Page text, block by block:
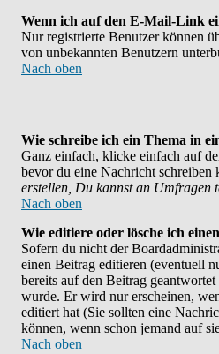
Wenn ich auf den E-Mail-Link
Nur registrierte Benutzer können
von unbekannten Benutzern
Nach oben
Wie schreibe ich ein Thema in
Ganz einfach, klicke einfach auf
bevor du eine Nachricht
erstellen, Du kannst an Umfragen
Nach oben
Wie editiere oder lösche ich
Sofern du nicht der
einen Beitrag editieren (eventuell
bereits auf den Beitrag
wurde. Er wird nur erscheinen,
editiert hat (Sie sollten eine
können, wenn schon jemand auf
Nach oben